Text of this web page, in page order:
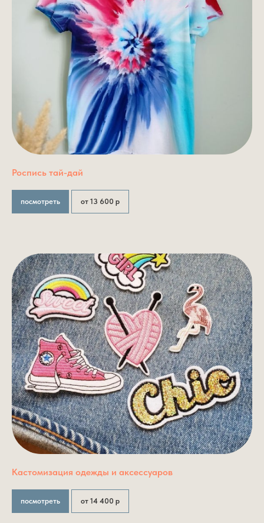
Роспись тай-дай
посмотреть от 13 600 р
Кастомизация одежды и аксессуаров
посмотреть от 14 400 р